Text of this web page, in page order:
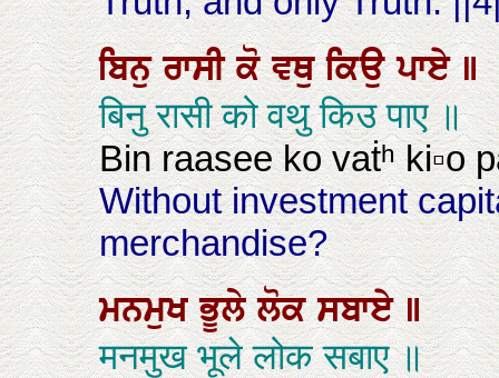
ਬਿਨੁਰਾਸੀਕੋਵਥੁਕਿਉਪਾਏ॥
बिनु रासी को वथु किउ पाए ॥
Bin raasee ko vaṫʰ ki▫o
Without investment
merchandise?
ਮਨਮੁਖਭੂਲੇਲੋਕਸਬਾਏ॥
मनमुख भूले लोक सबाए ॥